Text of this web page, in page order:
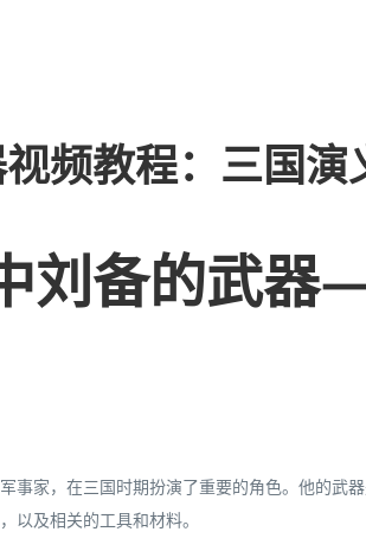
频教程：三国
刘备的武
事家，在三国时期扮演了重要的角色。他的武
以及相关的工具和材料。